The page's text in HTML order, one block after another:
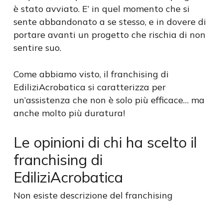
è stato avviato. E’ in quel momento che si
sente abbandonato a se stesso, e in dovere di
portare avanti un progetto che rischia di non
sentire suo.
Come abbiamo visto, il franchising di
EdiliziAcrobatica si caratterizza per
un’assistenza che non è solo più efficace… ma
anche molto più duratura!
Le opinioni di chi ha scelto il
franchising di
EdiliziAcrobatica
Non esiste descrizione del franchising